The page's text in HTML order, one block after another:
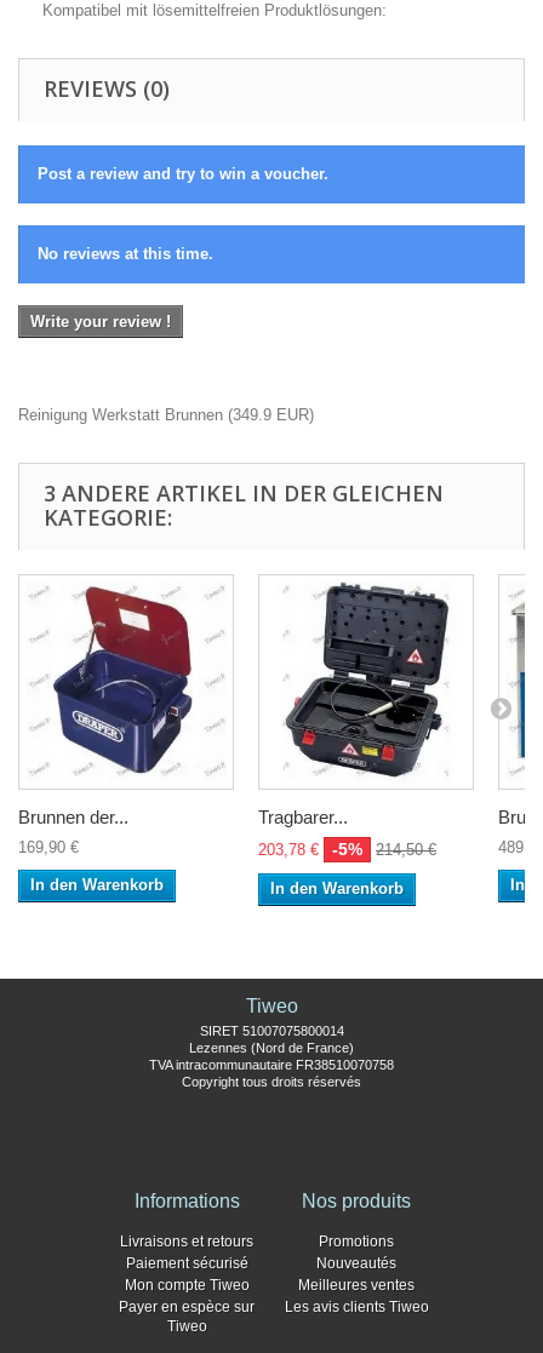
Kompatibel mit lösemittelfreien Produktlösungen:
REVIEWS (0)
Post a review and try to win a voucher.
No reviews at this time.
Write your review !
Reinigung Werkstatt Brunnen (349.9 EUR)
3 ANDERE ARTIKEL IN DER GLEICHEN
KATEGORIE:
Brunnen der...
169,90 €
In den Warenkorb
Tragbarer...
203,78 € -5% 214,50 €
In den Warenkorb In
Tiweo
SIRET 51007075800014
Lezennes (Nord de France)
TVA intracommunautaire FR38510070758
Copyright tous droits réservés
Informations
Livraisons et retours
Paiement sécurisé
Mon compte Tiweo
Payer en espèce sur
Tiweo
Nos produits
Promotions
Nouveautés
Meilleures ventes
Les avis clients Tiweo